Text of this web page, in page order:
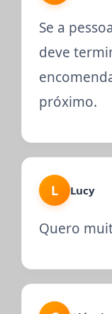
Se a
deve
próximo.
L Lucy
Quero